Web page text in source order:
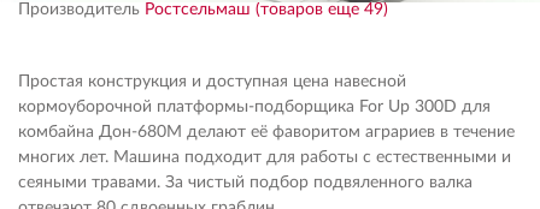
Производитель Ростсельмаш (товаров еще 49)
Простая конструкция и доступная цена навесной
кормоуборочной платформы-подборщика For Up 300D для
комбайна Дон-680М делают её фаворитом аграриев в течение
многих лет. Машина подходит для работы с естественными и
сеяными травами. За чистый подбор подвяленного валка